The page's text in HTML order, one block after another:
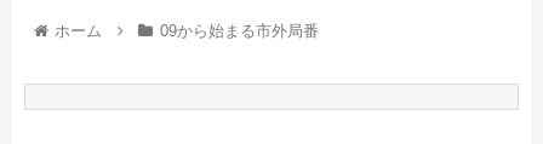
ホーム 09から始まる市外局番